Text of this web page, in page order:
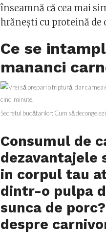
înseamnă că cea mai
hrăneşti cu proteină de
Ce se
mananci
Secretul bucătarilor: Cum să
Consumul de
dezavantajele
in corpul tau
dintr-o pulpa
sunca de
despre